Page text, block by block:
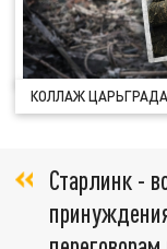
КОЛЛАЖ ЦАРЬГРАДА
Старлинк -